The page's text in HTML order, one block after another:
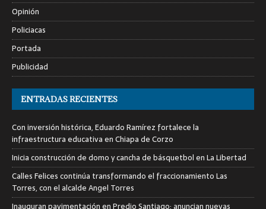
Opinión
Policiacas
Portada
Publicidad
ENTRADAS RECIENTES
Con inversión histórica, Eduardo Ramírez fortalece la
infraestructura educativa en Chiapa de Corzo
Inicia construcción de domo y cancha de básquetbol en La Libertad
Calles Felices continúa transformando el fraccionamiento Las
Torres, con el alcalde Angel Torres
Inauguran pavimentación en Predio Santiago; anuncian nuevas